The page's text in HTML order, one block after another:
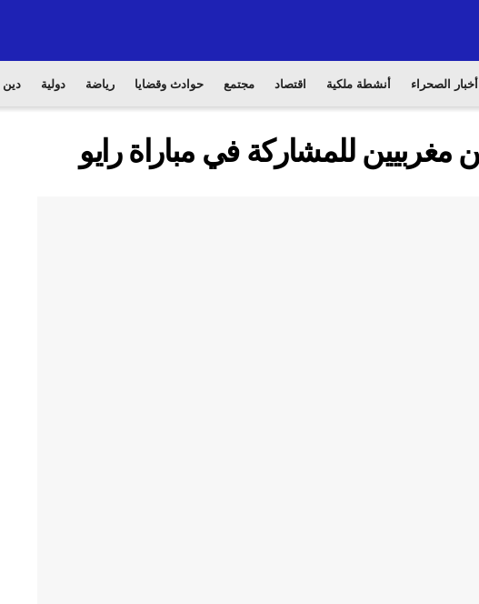
أخبار الصحراء أنشطة ملكية اقتصاد مجتمع حوادث وقضايا رياضة دولية دين
للمشاركة في مباراة رايو